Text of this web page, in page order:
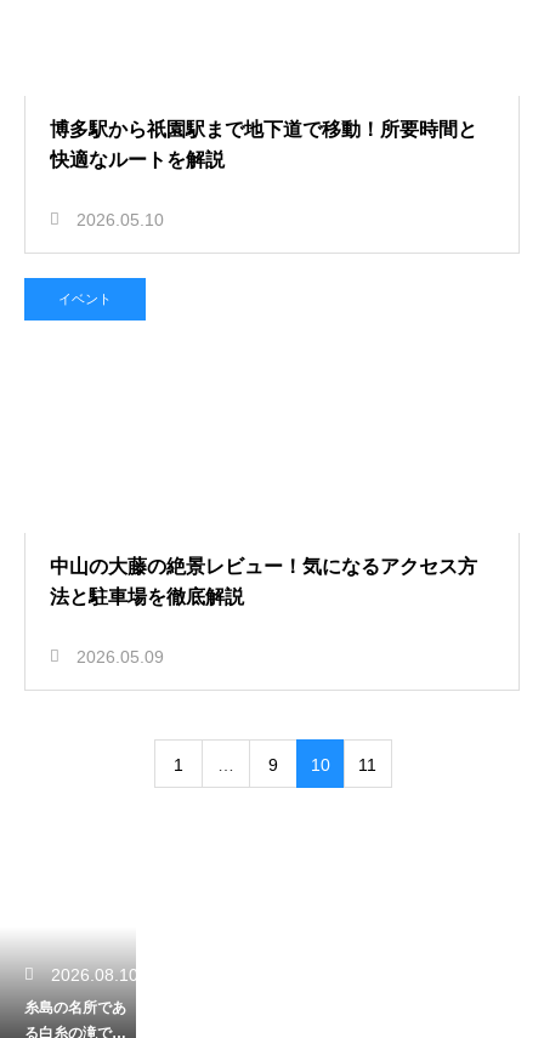
博多駅から祇園駅まで地下道で移動！所要時間と
快適なルートを解説
2026.05.10
イベント
中山の大藤の絶景レビュー！気になるアクセス方
法と駐車場を徹底解説
2026.05.09
1 9 10 11
2026.08.10
糸島の名所であ
る白糸の滝で涼